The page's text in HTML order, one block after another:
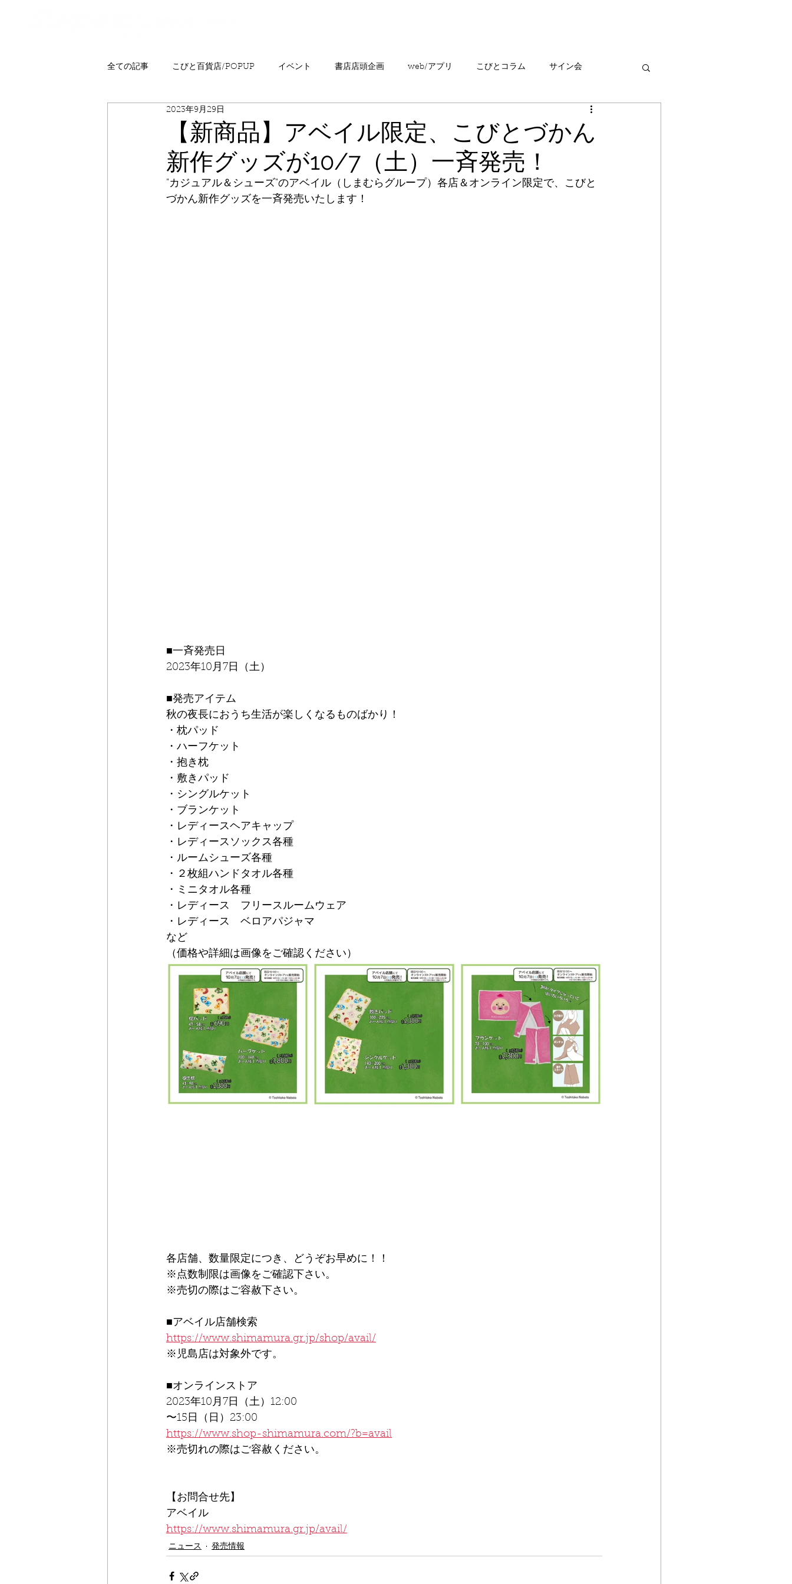
全ての記事 こびと百貨店/POPUP イベント 書店店頭企画 web/アプリ こびとコラム サイン会
プレゼント ニュース
こびとはくぶつかん FAQ こびとづかんの町つるぎ
【新商品】アベイル限定、こびとづかん
新作グッズが10/7（土）一斉発売！
2023年9月29日
"カジュアル＆シューズ"のアベイル（しまむらグループ）各店＆オンライン限定で、こびと
づかん新作グッズを一斉発売いたします！
■一斉発売日
2023年10月7日（土）
■発売アイテム
秋の夜長におうち生活が楽しくなるものばかり！
・枕パッド
・ハーフケット
・抱き枕
・敷きパッド
・シングルケット
・ブランケット
・レディースヘアキャップ
・レディースソックス各種
・ルームシューズ各種
・２枚組ハンドタオル各種
・ミニタオル各種
・レディース　フリースルームウェア
・レディース　ベロアパジャマ
など
（価格や詳細は画像をご確認ください）
各店舗、数量限定につき、どうぞお早めに！！
※点数制限は画像をご確認下さい。
※売切の際はご容赦下さい。
■アベイル店舗検索
https://www.shimamura.gr.jp/shop/avail/
※児島店は対象外です。
■オンラインストア
2023年10月7日（土）12:00
〜15日（日）23:00
https://www.shop-shimamura.com/?b=avail
※売切れの際はご容赦ください。
【お問合せ先】
アベイル
https://www.shimamura.gr.jp/avail/
ニュース 発売情報